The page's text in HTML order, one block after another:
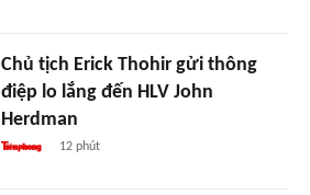
Chủ tịch Erick Thohir gửi thông
điệp lo lắng đến HLV John
Herdman
12 phút